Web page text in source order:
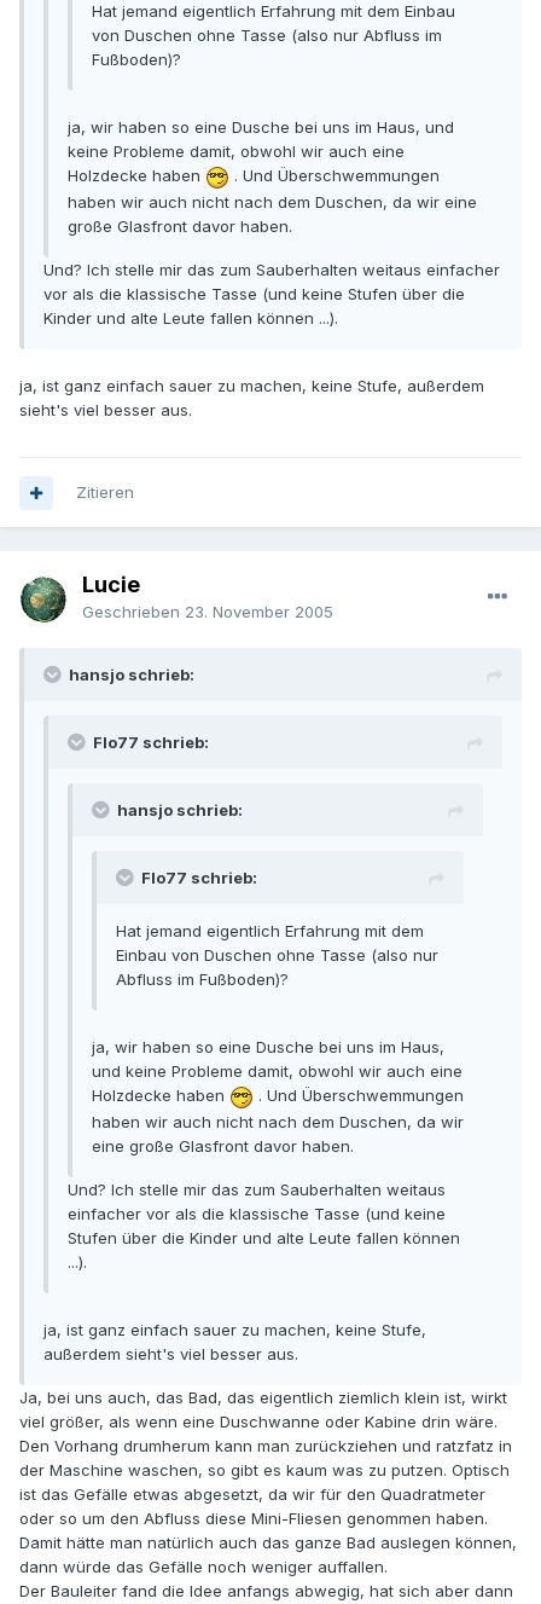
Hat jemand eigentlich Erfahrung mit dem Einbau
von Duschen ohne Tasse (also nur Abfluss im
Fußboden)?
ja, wir haben so eine Dusche bei uns im Haus, und
keine Probleme damit, obwohl wir auch eine
Holzdecke haben
. Und Überschwemmungen
haben wir auch nicht nach dem Duschen, da wir eine
große Glasfront davor haben.
Und? Ich stelle mir das zum Sauberhalten weitaus einfacher
vor als die klassische Tasse (und keine Stufen über die
Kinder und alte Leute fallen können ...).
ja, ist ganz einfach sauer zu machen, keine Stufe, außerdem
sieht's viel besser aus.
Zitieren
Lucie
Geschrieben 23. November 2005
hansjo schrieb:
Flo77 schrieb:
hansjo schrieb:
Flo77 schrieb:
Hat jemand eigentlich Erfahrung mit dem
Einbau von Duschen ohne Tasse (also nur
Abfluss im Fußboden)?
ja, wir haben so eine Dusche bei uns im Haus,
und keine Probleme damit, obwohl wir auch eine
Holzdecke haben
. Und Überschwemmungen
haben wir auch nicht nach dem Duschen, da wir
eine große Glasfront davor haben.
Und? Ich stelle mir das zum Sauberhalten weitaus
einfacher vor als die klassische Tasse (und keine
Stufen über die Kinder und alte Leute fallen können
...).
ja, ist ganz einfach sauer zu machen, keine Stufe,
außerdem sieht's viel besser aus.
Ja, bei uns auch, das Bad, das eigentlich ziemlich klein ist, wirkt
viel größer, als wenn eine Duschwanne oder Kabine drin wäre.
Den Vorhang drumherum kann man zurückziehen und ratzfatz in
der Maschine waschen, so gibt es kaum was zu putzen. Optisch
ist das Gefälle etwas abgesetzt, da wir für den Quadratmeter
oder so um den Abfluss diese Mini-Fliesen genommen haben.
Damit hätte man natürlich auch das ganze Bad auslegen können,
dann würde das Gefälle noch weniger auffallen.
Der Bauleiter fand die Idee anfangs abwegig, hat sich aber dann